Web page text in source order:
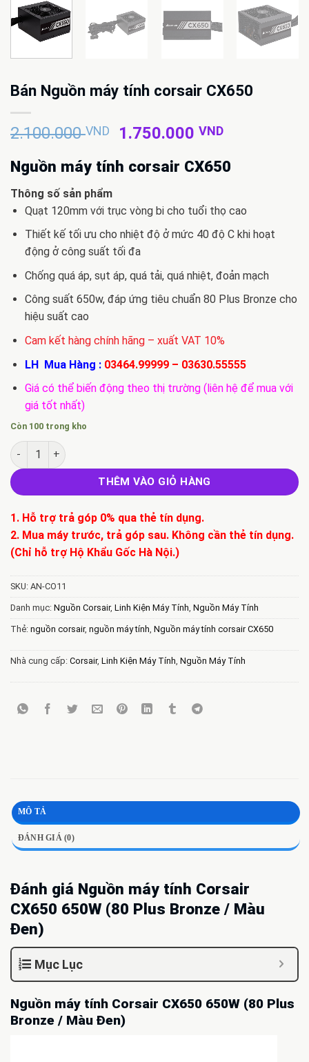
Bán Nguồn máy tính corsair CX650
2.100.000VND
Giá
là:
1.750.000VNDGiá
tại
Nguồn máy tính corsair CX650
Thông số sản phẩm
Quạt 120mm với trục vòng bi cho tuổi thọ cao
Thiết kế tối ưu cho nhiệt độ ở mức 40 độ C khi hoạt
động ở công suất tối đa
Chống quá áp, sụt áp, quá tải, quá nhiệt, đoản mạch
Công suất 650w, đáp ứng tiêu chuẩn 80 Plus Bronze cho
hiệu suất cao
Cam kết hàng chính hãng – xuất VAT 10%
LH Mua Hàng : 03464.99999– 03630.55555
Giá có thể biến động theo thị trường (liên hệ để mua với
giá tốt nhất)
Còn 100 trong kho
Bán Nguồn máy tính corsair CX650 số lượng
THÊM VÀO GIỎ HÀNG
1. Hỗ trợ trả góp 0% qua thẻ tín dụng.
2. Mua máy trước, trả góp sau. Không cần thẻ tín dụng.
(Chỉ hỗ trợ Hộ Khẩu Gốc Hà Nội.)
SKU: AN-CO11
Danh mục: Nguồn Corsair, Linh Kiện Máy Tính, Nguồn Máy Tính
Thẻ: nguồn corsair, nguồn máy tính, Nguồn máy tính corsair CX650
Nhà cung cấp: Corsair, Linh Kiện Máy Tính, Nguồn Máy Tính
MÔ TẢ
ĐÁNH GIÁ (0)
Đánh giá Nguồn máy tính Corsair
CX650 650W (80 Plus Bronze / Màu
Đen)
Mục Lục
Nguồn máy tính Corsair CX650 650W (80 Plus
Bronze / Màu Đen)